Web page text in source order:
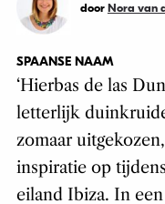
door Nora van
SPAANSE NAAM
‘Hierbas de las
letterlijk
zomaar uitgekozen,
inspiratie op
eiland Ibiza. In